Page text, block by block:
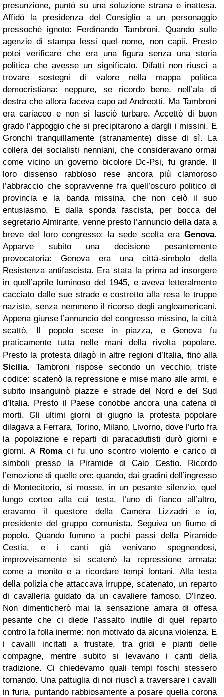
presunzione, puntò su una soluzione strana e inattesa.
Affidò la presidenza del Consiglio a un personaggio
pressoché ignoto: Ferdinando Tambroni. Quando sulle
agenzie di stampa lessi quel nome, non capii. Presto
potei verificare che era una figura senza una storia
politica che avesse un significato. Difatti non riuscì a
trovare sostegni di valore nella mappa politica
democristiana: neppure, se ricordo bene, nell’ala di
destra che allora faceva capo ad Andreotti. Ma Tambroni
era cariaceo e non si lasciò turbare. Accettò di buon
grado l’appoggio che si precipitarono a dargli i missini. E
Gronchi tranquillamente (stranamente) disse di sì. La
collera dei socialisti nenniani, che consideravano ormai
come vicino un governo bicolore Dc-Psi, fu grande. Il
loro dissenso rabbioso rese ancora più clamoroso
l’abbraccio che sopravvenne fra quell’oscuro politico di
provincia e la banda missina, che non celò il suo
entusiasmo. E dalla sponda fascista, per bocca del
segretario Almirante, venne presto l’annuncio della data a
breve del loro congresso: la sede scelta era Genova.
Apparve subito una decisione pesantemente
provocatoria: Genova era una città-simbolo della
Resistenza antifascista. Era stata la prima ad insorgere
in quell’aprile luminoso del 1945, e aveva letteralmente
cacciato dalle sue strade e costretto alla resa le truppe
naziste, senza nemmeno il ricorso degli angloamericani.
Appena giunse l’annuncio del congresso missino, la città
scattò. Il popolo scese in piazza, e Genova fu
praticamente tutta nelle mani della rivolta popolare.
Presto la protesta dilagò in altre regioni d’Italia, fino alla
Sicilia. Tambroni rispose secondo un vecchio, triste
codice: scatenò la repressione e mise mano alle armi, e
subito insanguinò piazze e strade del Nord e del Sud
d’Italia. Presto il Paese conobbe ancora una catena di
morti. Gli ultimi giorni di giugno la protesta popolare
dilagava a Ferrara, Torino, Milano, Livorno, dove l’urto fra
la popolazione e reparti di paracadutisti durò giorni e
giorni. A Romaci fu uno scontro violento e carico di
simboli presso la Piramide di Caio Cestio. Ricordo
l’emozione di quelle ore: quando, dai gradini dell’ingresso
di Montecitorio, si mosse, in un pesante silenzio, quel
lungo corteo alla cui testa, l’uno di fianco all’altro,
eravamo il questore della Camera Lizzadri e io,
presidente del gruppo comunista. Seguiva un fiume di
popolo. Quando fummo a pochi passi della Piramide
Cestia, e i canti già venivano spegnendosi,
improvvisamente si scatenò la repressione armata:
come a monito e a ricordare tempi lontani. Alla testa
della polizia che attaccava irruppe, scatenato, un reparto
di cavalleria guidato da un cavaliere famoso, D’Inzeo.
Non dimenticherò mai la sensazione amara di offesa
pesante che ci diede l’assalto inutile di quel reparto
contro la folla inerme: non motivato da alcuna violenza. E
i cavalli incitati a frustate, tra gridi e pianti delle
compagne, mentre subito si levavano i canti della
tradizione. Ci chiedevamo quali tempi foschi stessero
tornando. Una pattuglia di noi riuscì a traversare i cavalli
in furia, puntando rabbiosamente a posare quella corona